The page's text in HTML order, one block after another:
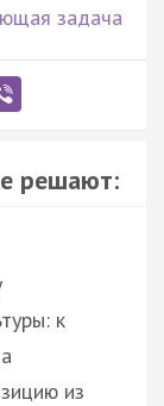
задача
решают:
к
из